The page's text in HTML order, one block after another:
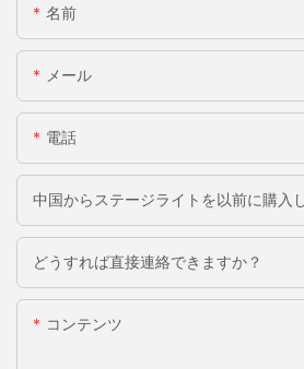
名前
メール
電話
どうすれば直接連絡できますか？
コンテンツ